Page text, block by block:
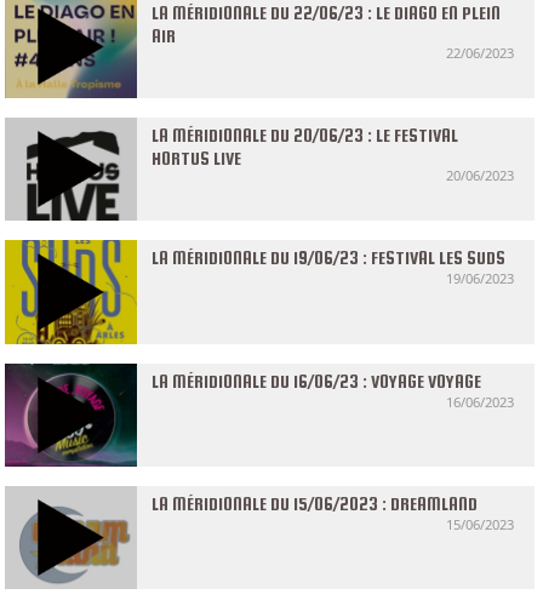
LA MÉRIDIONALE DU 22/06/23 : LE DIAGO EN PLEIN
AIR
22/06/2023
LA MÉRIDIONALE DU 20/06/23 : LE FESTIVAL
HORTUS LIVE
20/06/2023
LA MÉRIDIONALE DU 19/06/23 : FESTIVAL LES SUDS
19/06/2023
LA MÉRIDIONALE DU 16/06/23 : VOYAGE VOYAGE
16/06/2023
LA MÉRIDIONALE DU 15/06/2023 : DREAMLAND
15/06/2023